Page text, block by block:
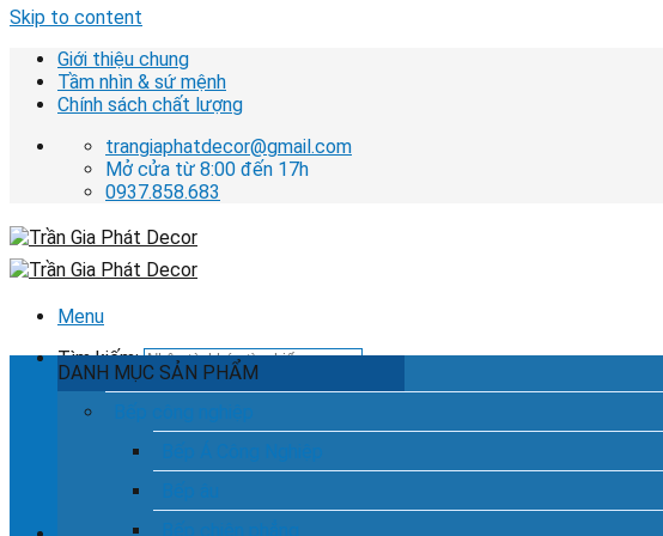
Skip to content
Giới thiệu chung
Tầm nhìn & sứ mệnh
Chính sách chất lượng
trangiaphatdecor@gmail.com
Mở cửa từ 8:00 đến 17h
0937.858.683
Menu
Tìm kiếm:
0937.858.683
DANH MỤC SẢN PHẨM